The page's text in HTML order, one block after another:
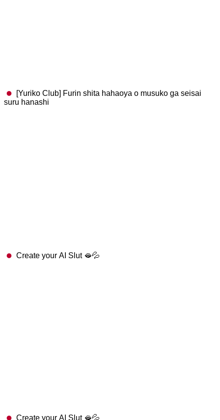
[Yuriko Club] Furin shita hahaoya o musuko ga seisai
suru hanashi
Create your AI Slut 🫦💦
Create your AI Slut 🫦💦